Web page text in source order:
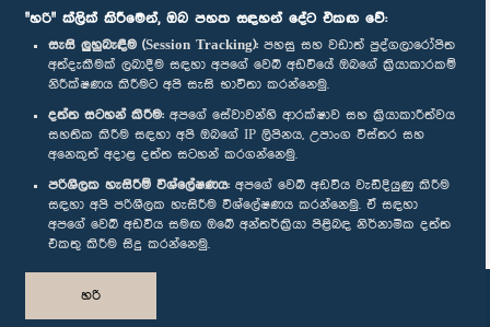
"හරි" ක්ලික් කිරීමෙන්, ඔබ පහත සඳහන් දේට එකඟ වේ:
සැසි ලුහුබැඳීම (Session Tracking): පහසු සහ වඩාත් පුද්ගලාරෝපිත
අත්දැකීමක් ලබාදීම සඳහා අපගේ වෙබ් අඩවියේ ඔබගේ ක්‍රියාකාරකම්
නිරීක්ෂණය කිරීමට අපි සැසි භාවිතා කරන්නෙමු.
දත්ත සටහන් කිරීම: අපගේ සේවාවන්හි ආරක්ෂාව සහ ක්‍රියාකාරීත්වය
සහතික කිරීම සඳහා අපි ඔබගේ IP ලිපිනය, උපාංග විස්තර සහ
අනෙකුත් අදාළ දත්ත සටහන් කරගන්නෙමු.
පරිශීලක හැසිරීම් විශ්ලේෂණය: අපගේ වෙබ් අඩවිය වැඩිදියුණු කිරීම
සඳහා අපි පරිශීලක හැසිරීම විශ්ලේෂණය කරන්නෙමු. ඒ සඳහා
අපගේ වෙබ් අඩවිය සමඟ ඔබේ අන්තර්ක්‍රියා පිළිබඳ නිර්නාමික දත්ත
එකතු කිරීම සිදු කරන්නෙමු.
හරි
අප හා සම්බන්ධ වී සිටින්න :
සම්මාන
පෞද්ගලිකත්ව ප්‍රතිපත්තිය